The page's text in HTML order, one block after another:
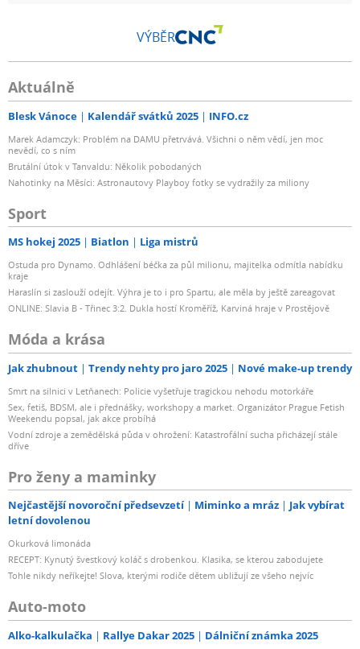
VÝBĚR
Aktuálně
Blesk Vánoce Kalendář svátků 2025 INFO.cz
Marek Adamczyk: Problém na DAMU přetrvává. Všichni o něm vědí, jen moc
nevědí, co s ním
Brutální útok v Tanvaldu: Několik pobodaných
Nahotinky na Měsíci: Astronautovy Playboy fotky se vydražily za miliony
Sport
MS hokej 2025 Biatlon Liga mistrů
Ostuda pro Dynamo. Odhlášení béčka za půl milionu, majitelka odmítla nabídku
kraje
Haraslín si zaslouží odejít. Výhra je to i pro Spartu, ale měla by ještě zareagovat
ONLINE: Slavia B - Třinec 3:2. Dukla hostí Kroměříž, Karviná hraje v Prostějově
Móda a krása
Jak zhubnout Trendy nehty pro jaro 2025 Nové make-up trendy
Smrt na silnici v Letňanech: Policie vyšetřuje tragickou nehodu motorkáře
Sex, fetiš, BDSM, ale i přednášky, workshopy a market. Organizátor Prague Fetish
Weekendu popsal, jak akce probíhá
Vodní zdroje a zemědělská půda v ohrožení: Katastrofální sucha přicházejí stále
dříve
Pro ženy a maminky
Nejčastější novoroční předsevzetí Miminko a mráz
Jak vybírat
letní dovolenou
Okurková limonáda
RECEPT: Kynutý švestkový koláč s drobenkou. Klasika, se kterou zabodujete
Tohle nikdy neříkejte! Slova, kterými rodiče dětem ubližují ze všeho nejvíc
Auto-moto
Alko-kalkulačka Rallye Dakar 2025 Dálniční známka 2025